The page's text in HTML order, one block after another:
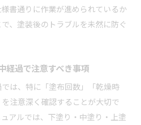
書通りに作業が進められているか
、塗装後のトラブルを未然に防ぐ
経過で注意すべき事項
は、特に「塗布回数」「乾燥時
注意深く確認することが大切で
アルでは、下塗り・中塗り・上塗